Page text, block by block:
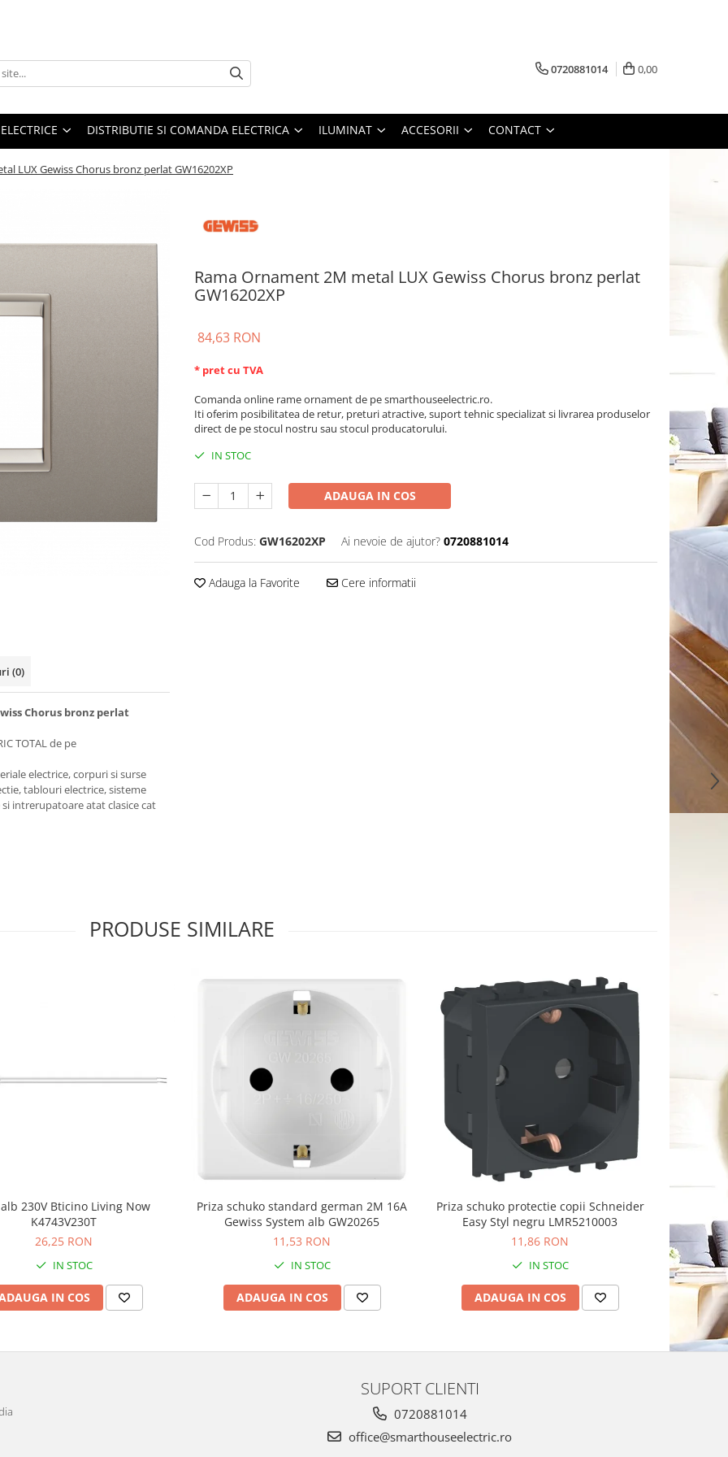
0720881014 0,00
DISTRIBUTIE SI COMANDA ELECTRICA ILUMINAT ACCESORII CONTACT
LUX Gewiss Chorus bronz perlat GW16202XP
Rama Ornament 2M metal LUX Gewiss Chorus bronz perlat
GW16202XP
84,63 RON
* pret cu TVA
Comanda online rame ornament de pe smarthouseelectric.ro.
Iti oferim posibilitatea de retur, preturi atractive, suport tehnic specializat si livrarea produselor
direct de pe stocul nostru sau stocul producatorului.
IN STOC
ADAUGA IN COS
Cod Produs: GW16202XP Ai nevoie de ajutor? 0720881014
Adauga la Favorite Cere informatii
(0)
Chorus bronz perlat
TOTAL de pe
electrice, corpuri si surse
tablouri electrice, sisteme
intrerupatoare atat clasice cat
PRODUSE SIMILARE
alb 230V Bticino Living Now
K4743V230T
26,25 RON
IN STOC
IN COS
Priza schuko standard german 2M 16A
Gewiss System alb GW20265
11,53 RON
IN STOC
ADAUGA IN COS
Priza schuko protectie copii Schneider
Easy Styl negru LMR5210003
11,86 RON
IN STOC
ADAUGA IN COS
SUPORT CLIENTI
0720881014
office@smarthouseelectric.ro